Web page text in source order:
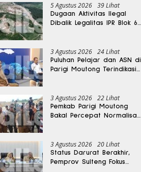
5 Agustus 2026 39 Lihat
Dugaan Aktivitas Ilegal
Dibalik Legalitas IPR Blok 6
3 Agustus 2026 24 Lihat
Puluhan Pelajar dan ASN di
Parigi Moutong Terindikasi
3 Agustus 2026 22 Lihat
Pemkab Parigi Moutong
Bakal Percepat Normalisasi
Panas
3 Agustus 2026 20 Lihat
Status Darurat Berakhir,
Pemprov Sulteng Fokus